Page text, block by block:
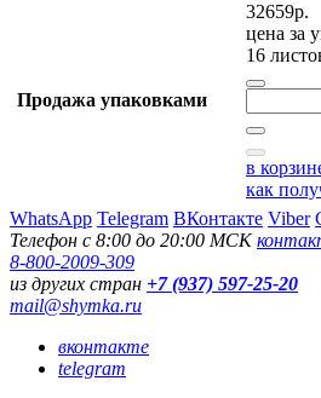
Продажа упаковками
32659р.
цена за
16
в
как
WhatsApp Telegram ВКонтакте Viber
Телефон с 8:00 до 20:00 МСК
8-800-2009-309
из других стран +7 (937) 597-25-20
mail@shymka.ru
вконтакте
telegram